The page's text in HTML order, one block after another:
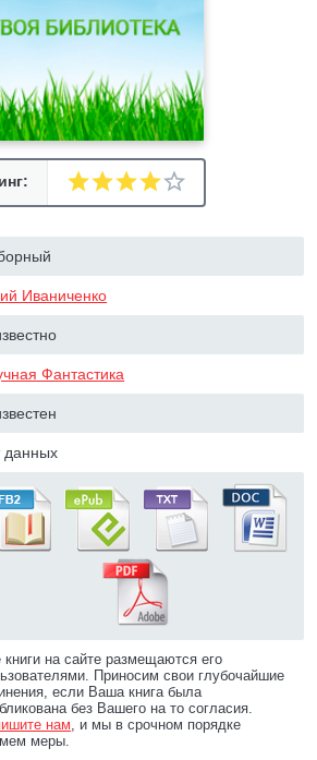
Иваниченко
Фантастика
данных
книги на сайте размещаются его
Приносим свои глубочайшие
если Ваша книга была
без Вашего на то согласия.
нам, и мы в срочном порядке
меры.